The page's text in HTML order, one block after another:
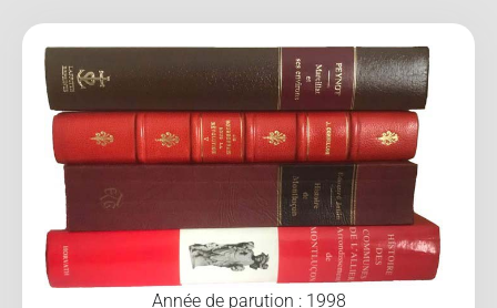
Année de parution : 1998